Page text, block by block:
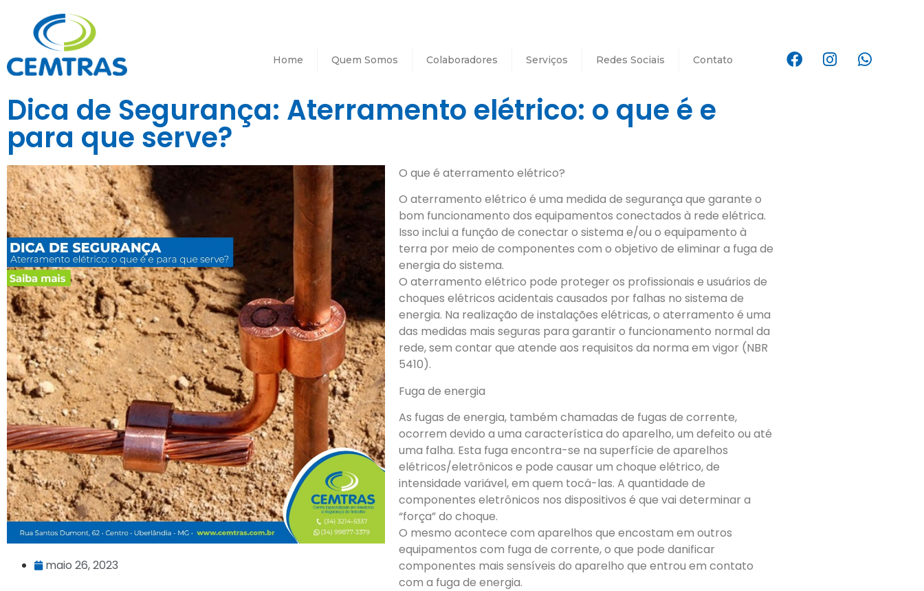
Home Quem Somos Colaboradores Serviços Redes Sociais Contato
Dica de Segurança: Aterramento elétrico: o que é e
para que serve?
maio 26, 2023
O que é aterramento elétrico?
O aterramento elétrico é uma medida de segurança que garante o
bom funcionamento dos equipamentos conectados à rede elétrica.
Isso inclui a função de conectar o sistema e/ou o equipamento à
terra por meio de componentes com o objetivo de eliminar a fuga de
energia do sistema.
O aterramento elétrico pode proteger os profissionais e usuários de
choques elétricos acidentais causados por falhas no sistema de
energia. Na realização de instalações elétricas, o aterramento é uma
das medidas mais seguras para garantir o funcionamento normal da
rede, sem contar que atende aos requisitos da norma em vigor (NBR
5410).
Fuga de energia
As fugas de energia, também chamadas de fugas de corrente,
ocorrem devido a uma característica do aparelho, um defeito ou até
uma falha. Esta fuga encontra-se na superfície de aparelhos
elétricos/eletrônicos e pode causar um choque elétrico, de
intensidade variável, em quem tocá-las. A quantidade de
componentes eletrônicos nos dispositivos é que vai determinar a
“força” do choque.
O mesmo acontece com aparelhos que encostam em outros
equipamentos com fuga de corrente, o que pode danificar
componentes mais sensíveis do aparelho que entrou em contato
com a fuga de energia.